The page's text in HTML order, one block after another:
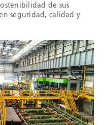
de sus
seguridad, calidad y